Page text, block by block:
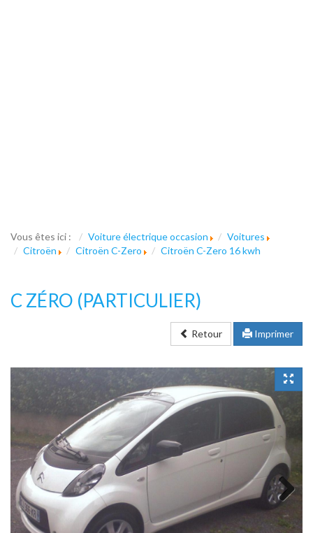
Vous êtes ici : Voiture électrique occasion
Voitures
Citroën
Citroën C-Zero Citroën C-Zero 16 kwh
C ZÉRO (PARTICULIER)
Retour Imprimer
Next